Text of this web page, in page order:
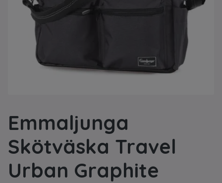
Emmaljunga
Skötväska Travel
Urban Graphite